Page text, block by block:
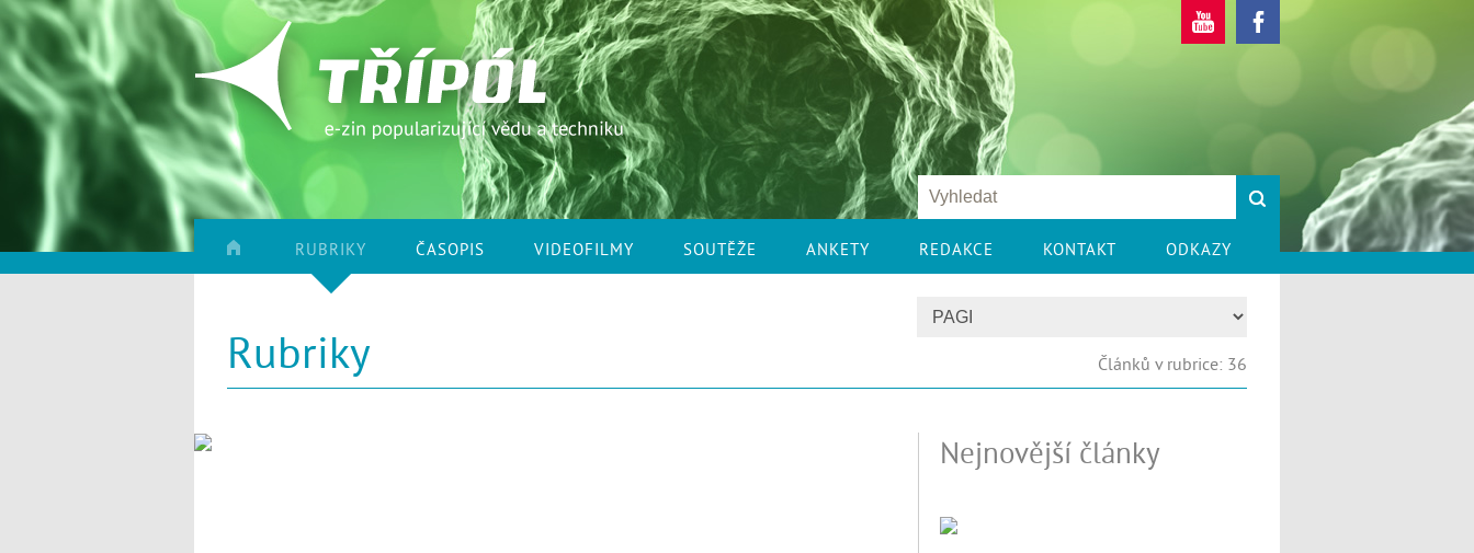
RUBRIKY ČASOPIS VIDEOFILMY SOUTĚŽE ANKETY REDAKCE KONTAKT ODKAZY
Rubriky Článků v rubrice: 36
Nejnovější články